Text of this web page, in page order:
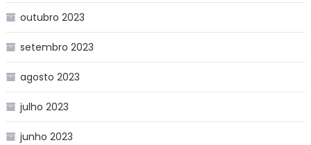
outubro 2023
setembro 2023
agosto 2023
julho 2023
junho 2023